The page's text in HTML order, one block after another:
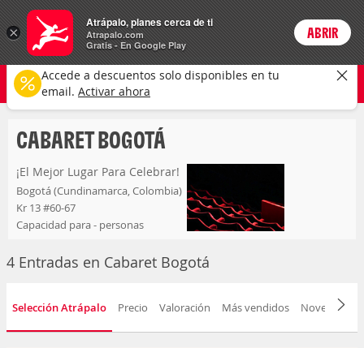
Entradas Login
cabaret bogotá
Cualquier tipo Cualquier fecha
CAMBIAR
CABARET BOGOTÁ
¡El Mejor Lugar Para Celebrar!
Bogotá (Cundinamarca, Colombia)
Kr 13 #60-67
Capacidad para - personas
4 Entradas en Cabaret Bogotá
Selección Atrápalo Precio Valoración Más vendidos Novedad
×
Atrápalo, planes cerca de ti
Atrapalo.com
Gratis - En Google Play
ABRIR
Accede a descuentos solo disponibles en tu
email. Activar ahora